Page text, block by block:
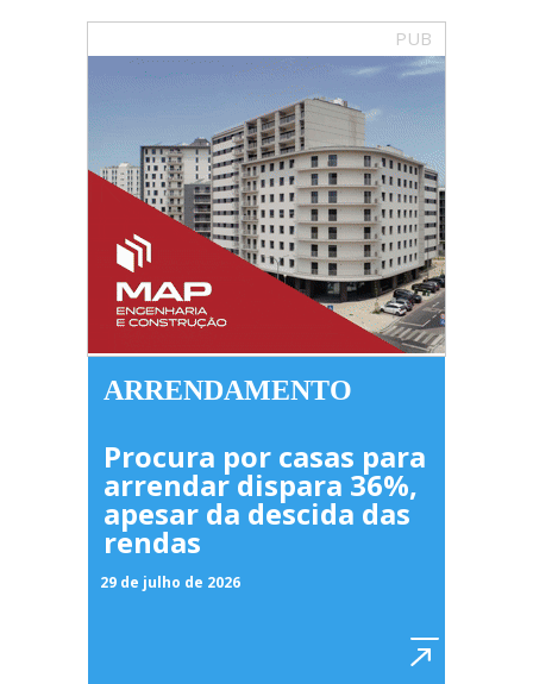
PUB
ARRENDAMENTO
Procura por casas para
arrendar dispara 36%,
apesar da descida das
rendas
29 de julho de 2026